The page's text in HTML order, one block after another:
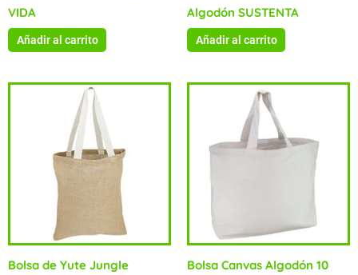
VIDA
Añadir al carrito
Algodón SUSTENTA
Añadir al carrito
Bolsa de Yute Jungle
Bolsa Canvas Algodón 10